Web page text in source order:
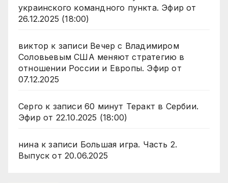
украинского командного пункта. Эфир от
26.12.2025 (18:00)
виктор к записи Вечер с Владимиром
Соловьевым США меняют стратегию в
отношении России и Европы. Эфир от
07.12.2025
Серго к записи 60 минут Теракт в Сербии.
Эфир от 22.10.2025 (18:00)
нинак записи Большая игра. Часть 2.
Выпуск от 20.06.2025